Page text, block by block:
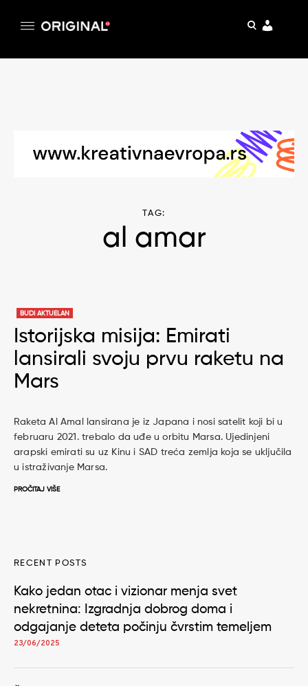
pretraga
TAG:
al amar
BUDI AKTUELAN
Istorijska misija: Emirati
lansirali svoju prvu raketu na
Mars
Raketa Al Amal lansirana je iz Japana i nosi satelit koji bi u
februaru 2021. trebalo da uđe u orbitu Marsa. Ujedinjeni
arapski emirati su uz Kinu i SAD treća zemlja koja se uključila
u istraživanje Marsa.
PROČITAJ VIŠE
RECENT POSTS
Kako jedan otac i vizionar menja svet
nekretnina: Izgradnja dobrog doma i
odgajanje deteta počinju čvrstim temeljem
23/06/2025